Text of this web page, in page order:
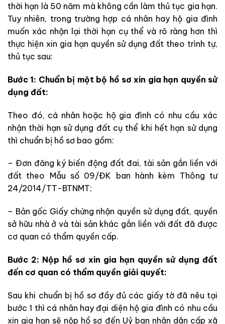
thời hạn là 50 năm mà không cần làm thủ tục gia hạn.
Tuy nhiên, trong trường hợp cá nhân hay hộ gia đình
muốn xác nhận lại thời hạn cụ thể và rõ ràng hơn thì
thực hiện xin gia hạn quyền sử dụng đất theo trình tự,
thủ tục sau:
Bước 1: Chuẩn bị một bộ hồ sơ xin gia hạn quyền sử
dụng đất:
Theo đó, cá nhân hoặc hộ gia đình có nhu cầu xác
nhận thời hạn sử dụng đất cụ thể khi hết hạn sử dụng
thì chuẩn bị hồ sơ bao gồm:
– Đơn đăng ký biến động đất đai, tài sản gắn liền với
đất theo Mẫu số 09/ĐK ban hành kèm Thông tư
24/2014/TT-BTNMT;
– Bản gốc Giấy chứng nhận quyền sử dụng đất, quyền
sở hữu nhà ở và tài sản khác gắn liền với đất đã được
cơ quan có thẩm quyền cấp.
Bước 2: Nộp hồ sơ xin gia hạn quyền sử dụng đất
đến cơ quan có thẩm quyền giải quyết:
Sau khi chuẩn bị hồ sơ đầy đủ các giấy tờ đã nêu tại
bước 1 thì cá nhân hay đại diện hộ gia đình có nhu cầu
xin gia hạn sẽ nộp hồ sơ đến Uỷ ban nhân dân cấp xã